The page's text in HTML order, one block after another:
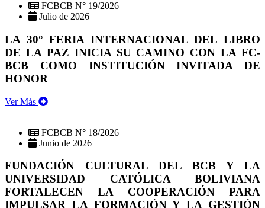
FCBCB N° 19/2026
Julio de 2026
LA 30° FERIA INTERNACIONAL DEL LIBRO
DE LA PAZ INICIA SU CAMINO CON LA FC-
BCB COMO INSTITUCIÓN INVITADA DE
HONOR
Ver Más
FCBCB N° 18/2026
Junio de 2026
FUNDACIÓN CULTURAL DEL BCB Y LA
UNIVERSIDAD CATÓLICA BOLIVIANA
FORTALECEN LA COOPERACIÓN PARA
IMPULSAR LA FORMACIÓN Y LA GESTIÓN